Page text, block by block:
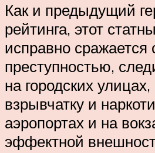
Как и предыдущий
рейтинга, этот
исправно сражается
преступностью,
на городских
взрывчатку и
аэропортах и на
эффектной